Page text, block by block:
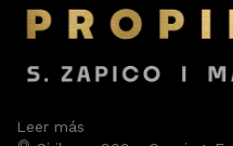
Leer más